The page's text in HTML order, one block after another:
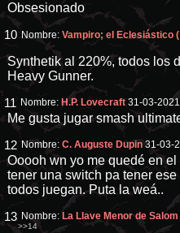
Obsesionado
10 Nombre:Vampiro; el Eclesiástico (
Synthetik al 220%, todos los
Heavy Gunner.
11 Nombre: H.P. Lovecraft 31-03-
Me gusta jugar smash
12 Nombre:C. Auguste Dupin 31-03-
Ooooh wn yo me quedé en
tener una switch pa tener
todos juegan. Puta la weá..
13 Nombre: La Llave Menor de Salom
>>14